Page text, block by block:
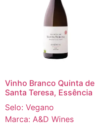
Vinho Branco Quinta de
Santa Teresa, Essência
Selo: Vegano
Marca: A&D Wines